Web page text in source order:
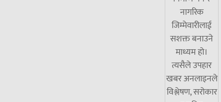
नागरिक
जिम्मेवारीलाई
सशक्त बनाउने
माध्यम हो।
त्यसैले उपहार
खबर अनलाइनले
विश्लेषण, सरोकार